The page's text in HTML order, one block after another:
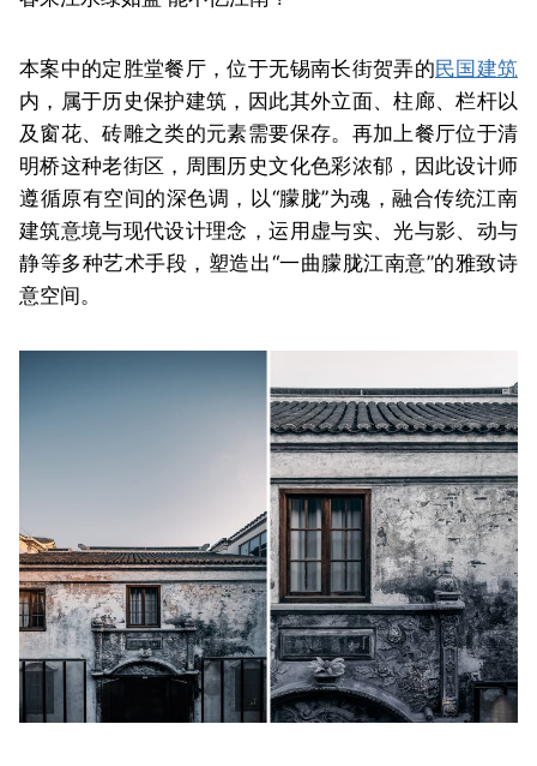
本案中的定胜堂餐厅，位于无锡南长街贺弄的民国建筑
内，属于历史保护建筑，因此其外立面、柱廊、栏杆以
及窗花、砖雕之类的元素需要保存。再加上餐厅位于清
明桥这种老街区，周围历史文化色彩浓郁，因此设计师
遵循原有空间的深色调，以“朦胧”为魂，融合传统江南
建筑意境与现代设计理念，运用虚与实、光与影、动与
静等多种艺术手段，塑造出“一曲朦胧江南意”的雅致诗
意空间。